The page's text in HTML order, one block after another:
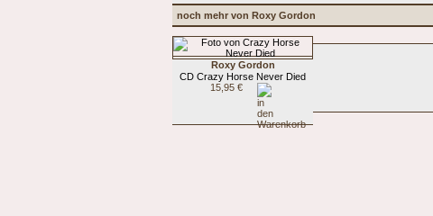
noch mehr von Roxy Gordon
Roxy Gordon
CD Crazy Horse Never Died
15,95 €